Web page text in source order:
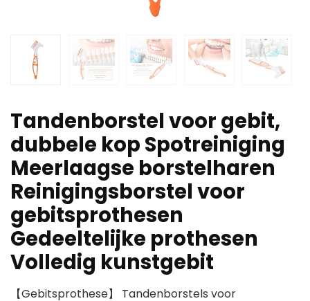
Tandenborstel voor gebit,
dubbele kop Spotreiniging
Meerlaagse borstelharen
Reinigingsborstel voor
gebitsprothesen
Gedeeltelijke prothesen
Volledig kunstgebit
【Gebitsprothese】 Tandenborstels voor